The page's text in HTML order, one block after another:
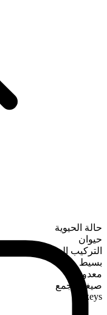
حالة الحيوية
حيوان
التركيب الصرفي
بسيط
معدود
صيغة الجمع
turkeys